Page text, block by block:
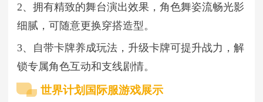
2、拥有精致的舞台演出效果，角色舞姿流畅光影
细腻，可随意更换穿搭造型。
3、自带卡牌养成玩法，升级卡牌可提升战力，解
锁专属角色互动和支线剧情。
世界计划国际服游戏展示